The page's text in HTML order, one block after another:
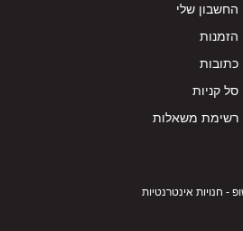
החשבון שלי
הזמנות
כתובות
סל קניות
רשימת משאלות
- חנויות אינטרנטיות